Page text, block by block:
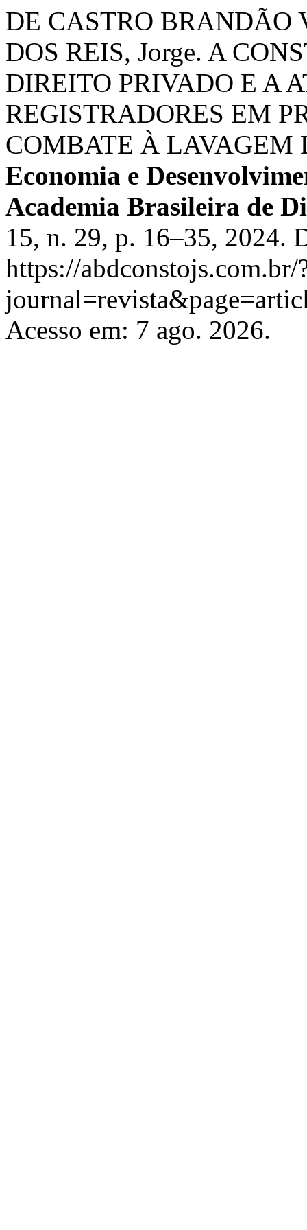
DE CASTRO BRANDÃO
DOS REIS, Jorge. A
DIREITO PRIVADO E A
REGISTRADORES EM
COMBATE À
Economia e
Academia Brasileira de
15, n. 29, p. 16–35, 2024.
https://abdconstojs.com.br/
Acesso em: 7 ago. 2026.